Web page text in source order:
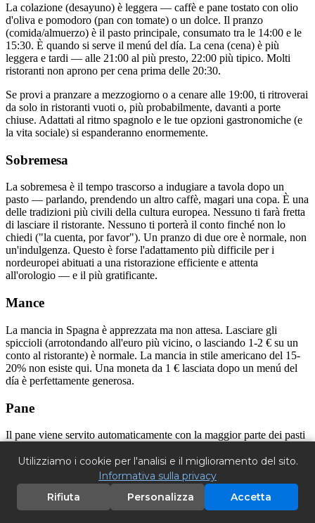
La colazione (desayuno) è leggera — caffè e pane tostato con olio
d'oliva e pomodoro (pan con tomate) o un dolce. Il pranzo
(comida/almuerzo) è il pasto principale, consumato tra le 14:00 e le
15:30. È quando si serve il menú del día. La cena (cena) è più
leggera e tardi — alle 21:00 al più presto, 22:00 più tipico. Molti
ristoranti non aprono per cena prima delle 20:30.
Se provi a pranzare a mezzogiorno o a cenare alle 19:00, ti ritroverai
da solo in ristoranti vuoti o, più probabilmente, davanti a porte
chiuse. Adattati al ritmo spagnolo e le tue opzioni gastronomiche (e
la vita sociale) si espanderanno enormemente.
Sobremesa
La sobremesa è il tempo trascorso a indugiare a tavola dopo un
pasto — parlando, prendendo un altro caffè, magari una copa. È una
delle tradizioni più civili della cultura europea. Nessuno ti farà fretta
di lasciare il ristorante. Nessuno ti porterà il conto finché non lo
chiedi ("la cuenta, por favor"). Un pranzo di due ore è normale, non
un'indulgenza. Questo è forse l'adattamento più difficile per i
nordeuropei abituati a una ristorazione efficiente e attenta
all'orologio — e il più gratificante.
Mance
La mancia in Spagna è apprezzata ma non attesa. Lasciare gli
spiccioli (arrotondando all'euro più vicino, o lasciando 1-2 € su un
conto al ristorante) è normale. La mancia in stile americano del 15-
20% non esiste qui. Una moneta da 1 € lasciata dopo un menú del
día è perfettamente generosa.
Pane
Il pane viene servito automaticamente con la maggior parte dei pasti
separatamente, aspettati 1-2 € a persona. Il pane spagnolo è
tipicamente una semplice baguette bianca o una pagnotta rustica —
la complessa cultura del pane artigianale della Germania o della
Scandinavia non ha la stessa tradizione qui, sebbene stia crescendo
nelle città.
Utilizziamo i cookie per l'analisi e il miglioramento del sito.
Informativa sulla privacy
Rifiuta
Personalizza Accetta